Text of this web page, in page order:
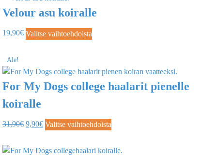
Velour asu koiralle
19,90€ Valitse vaihtoehdoista
Ale!
For My Dogs college haalarit pienelle
koiralle
31,90€ 9,90€ Valitse vaihtoehdoista